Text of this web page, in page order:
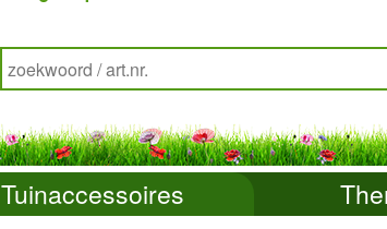
Tuinaccessoires